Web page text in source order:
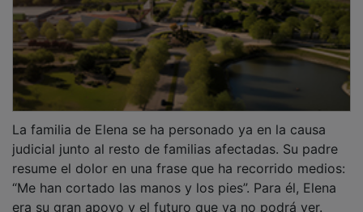
judicial junto al resto de familias afectadas. Su padre
resume el dolor en una frase que ha recorrido medios:
“Me han cortado las manos y los pies”. Para él, Elena
era su gran apoyo y el futuro que ya no podrá ver.